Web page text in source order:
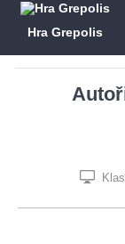
Hra Grepolis